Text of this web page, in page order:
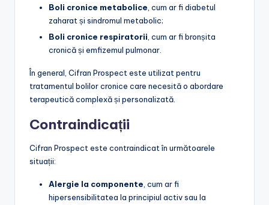
Boli cronice metabolice , cum ar fi diabetul
zaharat și sindromul metabolic;
Boli cronice respiratorii , cum ar fi bronșita
cronică și emfizemul pulmonar.
În general, Cifran Prospect este utilizat pentru
tratamentul bolilor cronice care necesită o abordare
terapeutică complexă și personalizată.
Contraindicații
Cifran Prospect este contraindicat în următoarele
situații:
Alergie la componente , cum ar fi
hipersensibilitatea la principiul activ sau la